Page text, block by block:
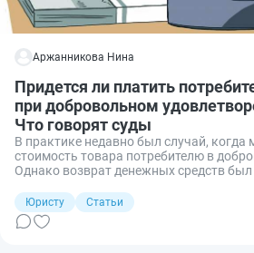
Аржанникова Нина
Придется ли платить
при добровольном
Что говорят суды
В практике недавно был случай, когда
стоимость товара потребителю в
Однако возврат денежных средств был
направления его в суд. Придется ли в
потребительский штраф? Разберемся.
Юристу
Статьи